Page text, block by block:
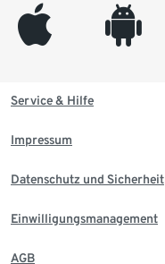
appleinc android
Service & Hilfe
Impressum
Datenschutz und Sicherheit
Einwilligungsmanagement
AGB